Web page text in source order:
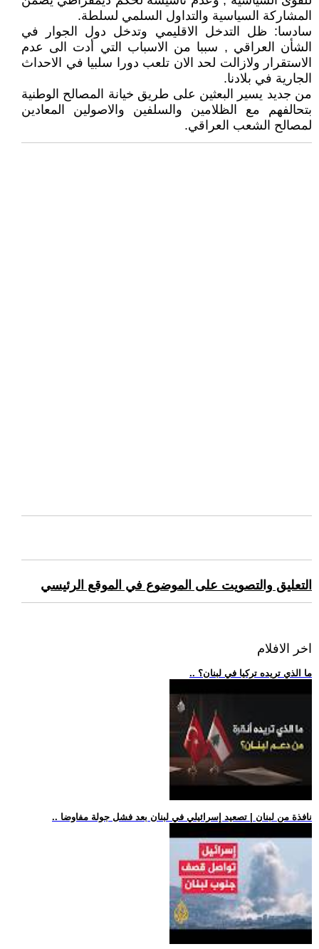
المشاركة السياسية والتداول السلمي لسلطة.
سادسا: ظل التدخل الاقليمي وتدخل دول الجوار في
الشأن العراقي , سببا من الاسباب التي أدت الى عدم
الاستقرار ولازالت لحد الان تلعب دورا سلبيا في الاحداث
الجارية في بلادنا.
من جديد يسير البعثين على طريق خيانة المصالح الوطنية
بتحالفهم مع الظلامين والسلفين والاصولين المعادين
لمصالح الشعب العراقي.
التعليق والتصويت على الموضوع في الموقع الرئيسي
اخر الافلام
.. ما الذي تريده تركيا في لبنان؟
.. نافذة من لبنان | تصعيد إسرائيلي في لبنان بعد فشل جولة مفاوضا